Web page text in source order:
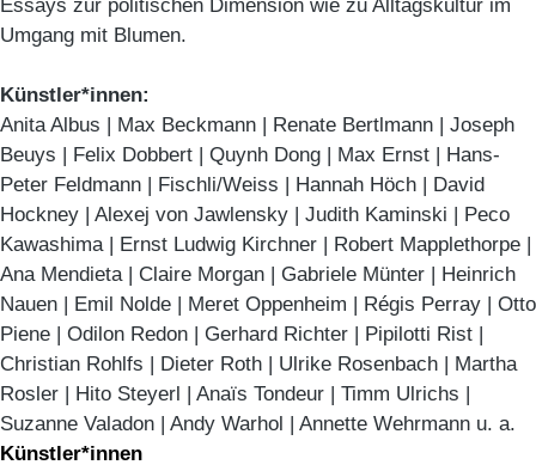
Essays zur politischen Dimension wie zu Alltagskultur im
Umgang mit Blumen.
Künstler*innen:
Anita Albus | Max Beckmann | Renate Bertlmann | Joseph
Beuys | Felix Dobbert | Quynh Dong | Max Ernst | Hans-
Peter Feldmann | Fischli/Weiss | Hannah Höch | David
Hockney | Alexej von Jawlensky | Judith Kaminski | Peco
Kawashima | Ernst Ludwig Kirchner | Robert Mapplethorpe |
Ana Mendieta | Claire Morgan | Gabriele Münter | Heinrich
Nauen | Emil Nolde | Meret Oppenheim | Régis Perray | Otto
Piene | Odilon Redon | Gerhard Richter | Pipilotti Rist |
Christian Rohlfs | Dieter Roth | Ulrike Rosenbach | Martha
Rosler | Hito Steyerl | Anaïs Tondeur | Timm Ulrichs |
Suzanne Valadon | Andy Warhol | Annette Wehrmann u. a.
Künstler*innen